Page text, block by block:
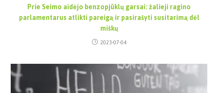
Prie Seimo aidėjo benzopjūklų garsai: žalieji ragino
parlamentarus atlikti pareigą ir pasirašyti susitarimą dėl
miškų
2023-07-04